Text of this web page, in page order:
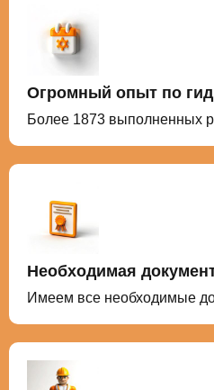
Огромный опыт по
Более 1873 выполненных
Необходимая
Имеем все необходимые